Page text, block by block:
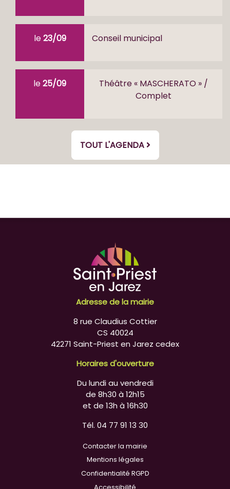
le23/09 Conseil municipal
le25/09
Théâtre « MASCHERATO » /
Complet
TOUT L'AGENDA
Adresse de la mairie
8 rue Claudius Cottier
CS 40024
42271 Saint-Priest en Jarez cedex
Horaires d'ouverture
Du lundi au vendredi
de 8h30 à 12h15
et de 13h à 16h30
Tél. 04 77 91 13 30
Contacter la mairie
Mentions légales
Confidentialité RGPD
Accessibilité